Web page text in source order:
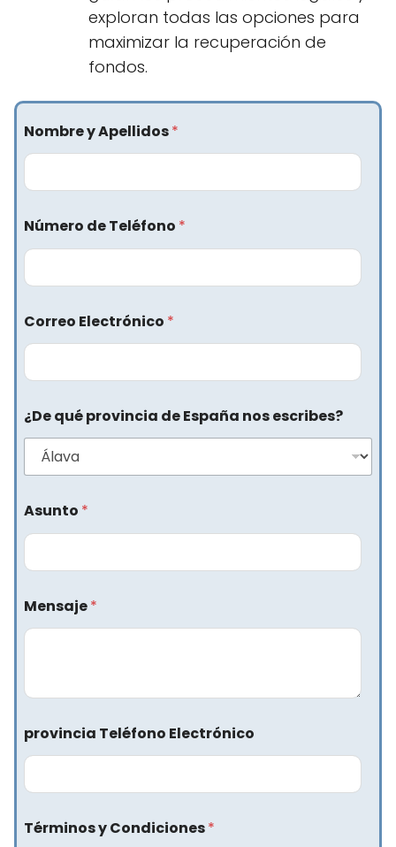
exploran todas las opciones para
maximizar la recuperación de
fondos.
Nombre y Apellidos*
Número de Teléfono *
Correo Electrónico *
¿De qué provincia de España nos escribes?
Asunto *
Mensaje*
provincia Teléfono Electrónico
Términos y Condiciones*